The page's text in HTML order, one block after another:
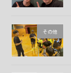
その他